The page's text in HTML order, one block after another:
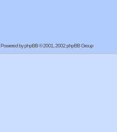
Powered byphpBB© 2001, 2002 phpBB Group